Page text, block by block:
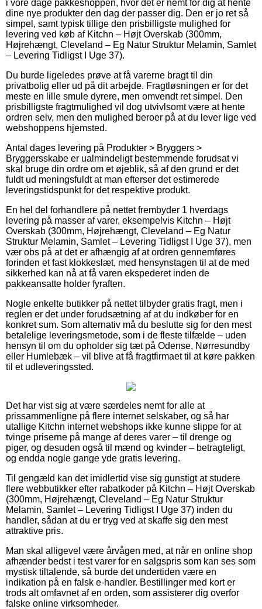
i vore dage pakkeshoppen, hvor det er nemt for dig at hente
dine nye produkter den dag der passer dig. Den er jo ret så
simpel, samt typisk tillige den prisbilligste mulighed for
levering ved køb af Kitchn – Højt Overskab (300mm,
Højrehængt, Cleveland – Eg Natur Struktur Melamin, Samlet
– Levering Tidligst I Uge 37).
Du burde ligeledes prøve at få varerne bragt til din
privatbolig eller ud på dit arbejde. Fragtløsningen er for det
meste en lille smule dyrere, men omvendt ret simpel. Den
prisbilligste fragtmulighed vil dog utvivlsomt være at hente
ordren selv, men den mulighed beroer på at du lever lige ved
webshoppens hjemsted.
Antal dages levering på Produkter > Bryggers >
Bryggersskabe er ualmindeligt bestemmende forudsat vi
skal bruge din ordre om et øjeblik, så af den grund er det
fuldt ud meningsfuldt at man efterser det estimerede
leveringstidspunkt for det respektive produkt.
En hel del forhandlere på nettet frembyder 1 hverdags
levering på masser af varer, eksempelvis Kitchn – Højt
Overskab (300mm, Højrehængt, Cleveland – Eg Natur
Struktur Melamin, Samlet – Levering Tidligst I Uge 37), men
vær obs på at det er afhængig af at ordren gennemføres
forinden et fast klokkeslæt, med hensynstagen til at de med
sikkerhed kan nå at få varen ekspederet inden de
pakkeansatte holder fyraften.
Nogle enkelte butikker på nettet tilbyder gratis fragt, men i
reglen er det under forudsætning af at du indkøber for en
konkret sum. Som alternativ må du beslutte sig for den mest
betalelige leveringsmetode, som i de fleste tilfælde – uden
hensyn til om du opholder sig tæt på Odense, Nørresundby
eller Humlebæk – vil blive at få fragtfirmaet til at køre pakken
til et udleveringssted.
Det har vist sig at være særdeles nemt for alle at
prissammenligne på flere internet selskaber, og så har
utallige Kitchn internet webshops ikke kunne slippe for at
tvinge priserne på mange af deres varer – til drenge og
piger, og desuden også til mænd og kvinder – betragteligt,
og endda nogle gange yde gratis levering.
Til gengæld kan det imidlertid vise sig gunstigt at studere
flere webbutikker efter rabatkoder på Kitchn – Højt Overskab
(300mm, Højrehængt, Cleveland – Eg Natur Struktur
Melamin, Samlet – Levering Tidligst I Uge 37) inden du
handler, sådan at du er tryg ved at skaffe sig den mest
attraktive pris.
Man skal alligevel være årvågen med, at når en online shop
afhænder bedst i test varer for en salgspris som kan ses som
mystisk tiltalende, så burde det undertiden være en
indikation på en falsk e-handler. Bestillinger med kort er
trods alt omfavnet af en orden, som assisterer dig overfor
falske online virksomheder.